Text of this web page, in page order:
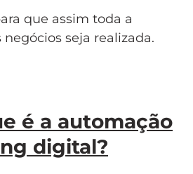
que assim toda a
seja realizada.
é a automação
digital?